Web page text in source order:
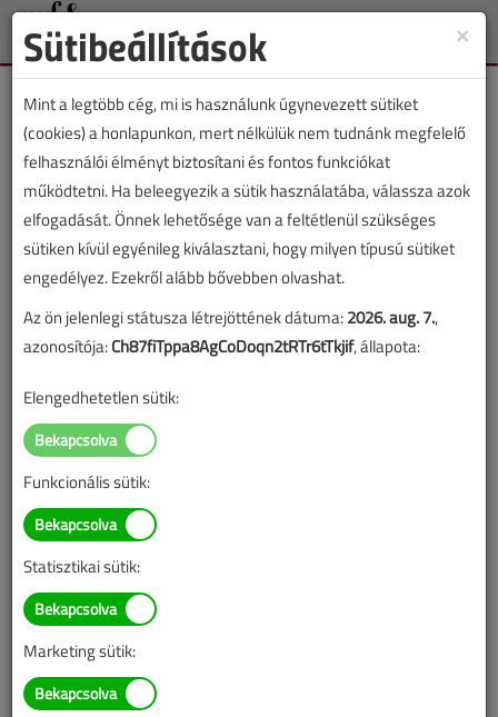
Toggle
Lapszám:
TARTALOM
Épületgépészet
Szegedi körút
2016/6. lapszám
Figylem! Ez a cikk 10 éve frissült utoljára. A benne szereplő
információk mára aktualitásukat veszíthették, valamint a tartalom
helyenként hiányos lehet (képek, táblázatok stb.).
×
Sütibeállítások
Mint a legtöbb cég, mi is használunk úgynevezett sütiket
(cookies) a honlapunkon, mert nélkülük nem tudnánk megfelelő
felhasználói élményt biztosítani és fontos funkciókat
működtetni. Ha beleegyezik a sütik használatába, válassza azok
elfogadását. Önnek lehetősége van a feltétlenül szükséges
sütiken kívül egyénileg kiválasztani, hogy milyen típusú sütiket
engedélyez. Ezekről alább bővebben olvashat.
Az ön jelenlegi státusza létrejöttének dátuma:2026. aug. 7.,
azonosítója:Ch87fiTppa8AgCoDoqn2tRTr6tTkjif, állapota:
Elengedhetetlen sütik:
Funkcionális sütik:
Statisztikai sütik:
Marketing sütik: